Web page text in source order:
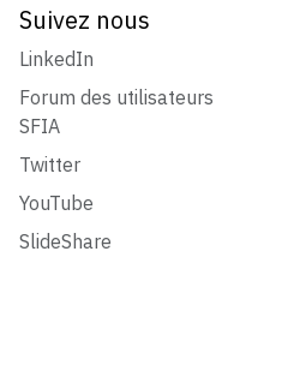
Suivez nous
LinkedIn
Forum des utilisateurs
SFIA
Twitter
YouTube
SlideShare